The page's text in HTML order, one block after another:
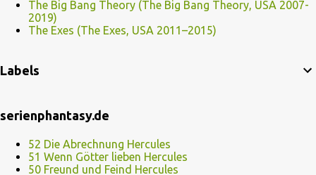
The Big Bang Theory (The Big Bang Theory, USA 2007-
2019)
The Exes (The Exes, USA 2011–2015)
Labels
serienphantasy.de
52 Die Abrechnung Hercules
51 Wenn Götter lieben Hercules
50 Freund und Feind Hercules